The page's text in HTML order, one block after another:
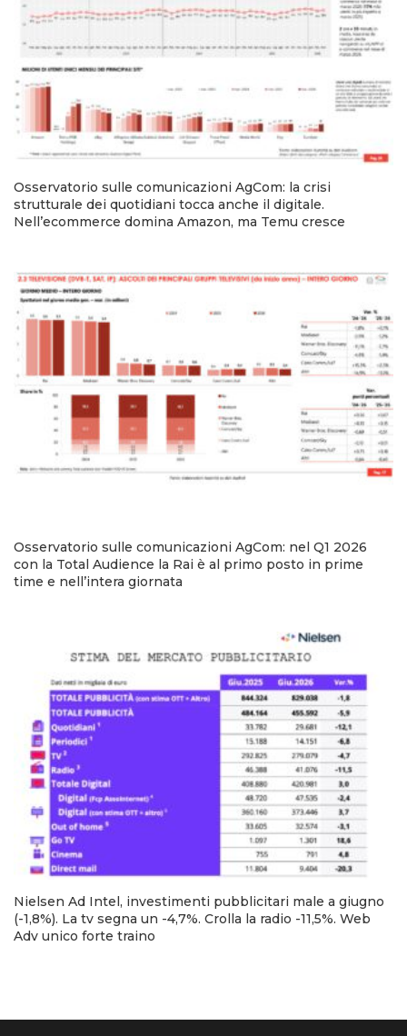
Osservatorio sulle comunicazioni AgCom: la crisi
strutturale dei quotidiani tocca anche il digitale.
Nell’ecommerce domina Amazon, ma Temu cresce
Osservatorio sulle comunicazioni AgCom: nel Q1 2026
con la Total Audience la Rai è al primo posto in prime
time e nell’intera giornata
Nielsen Ad Intel, investimenti pubblicitari male a giugno
(-1,8%). La tv segna un -4,7%. Crolla la radio -11,5%. Web
Adv unico forte traino